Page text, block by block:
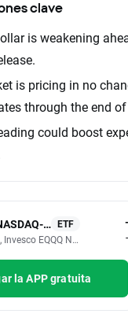
clave
is weakening
is pricing in no
through the end of
could boost
100ETF
Invesco EQQQ NASDAQ-100
-
-
la APP gratuita